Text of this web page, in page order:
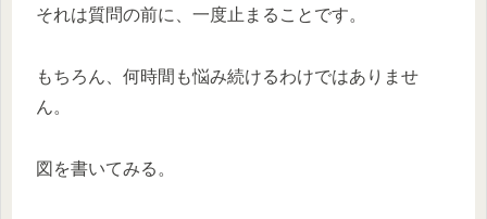
それは質問の前に、一度止まることです。
もちろん、何時間も悩み続けるわけではありませ
ん。
図を書いてみる。